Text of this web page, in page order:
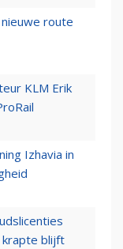
route
KLM Erik
Izhavia in
krapte blijft